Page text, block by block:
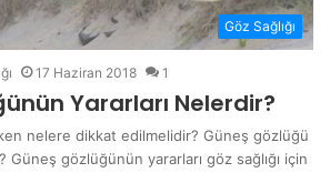
Göz Sağlığı
17 Haziran 2018 1
Yararları Nelerdir?
nelere dikkat edilmelidir? Güneş gözlüğü
Güneş gözlüğünün yararları göz sağlığı için